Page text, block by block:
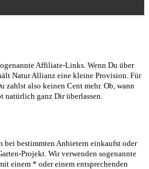
Affiliate-Links. Wenn Du über
Natur Allianz eine kleine Provision. Für
zahlst also keinen Cent mehr. Ob, wann
natürlich ganz Dir überlassen.
bei bestimmten Anbietern einkaufst oder
Projekt. Wir verwenden sogenannte
einem * oder einem entsprechenden